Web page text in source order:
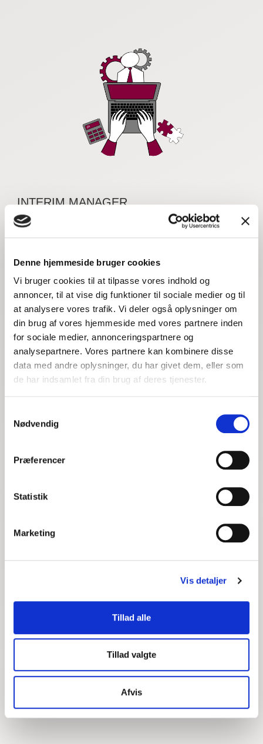
Denne hjemmeside bruger cookies
Vi bruger cookies til at tilpasse vores indhold og
annoncer, til at vise dig funktioner til sociale medier og til
at analysere vores trafik. Vi deler også oplysninger om
din brug af vores hjemmeside med vores partnere inden
for sociale medier, annonceringspartnere og
analysepartnere. Vores partnere kan kombinere disse
data med andre oplysninger, du har givet dem, eller som
de har indsamlet fra din brug af deres tjenester.
Nødvendig
Præferencer
Statistik
Marketing
Vis detaljer
Tillad alle
Tillad valgte
Afvis
INTERIM MANAGER
Vi sikrer jer mod tab af
værdifuld viden ved
langtidssygdom, barsel,
orlov eller opsigelser